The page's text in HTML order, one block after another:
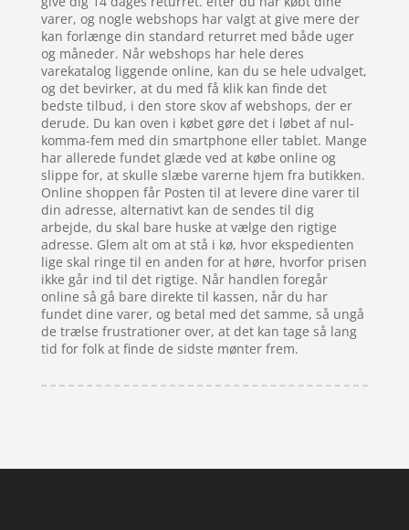
varer, og nogle webshops har valgt at give mere der
kan forlænge din standard returret med både uger
og måneder. Når webshops har hele deres
varekatalog liggende online, kan du se hele udvalget,
og det bevirker, at du med få klik kan finde det
bedste tilbud, i den store skov af webshops, der er
derude. Du kan oven i købet gøre det i løbet af nul-
komma-fem med din smartphone eller tablet. Mange
har allerede fundet glæde ved at købe online og
slippe for, at skulle slæbe varerne hjem fra butikken.
Online shoppen får Posten til at levere dine varer til
din adresse, alternativt kan de sendes til dig
arbejde, du skal bare huske at vælge den rigtige
adresse. Glem alt om at stå i kø, hvor ekspedienten
lige skal ringe til en anden for at høre, hvorfor prisen
ikke går ind til det rigtige. Når handlen foregår
online så gå bare direkte til kassen, når du har
fundet dine varer, og betal med det samme, så ungå
de trælse frustrationer over, at det kan tage så lang
tid for folk at finde de sidste mønter frem.